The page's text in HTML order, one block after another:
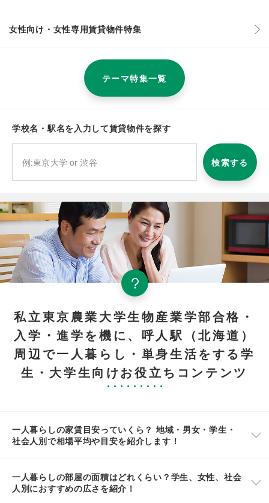
女性向け・女性専用賃貸物件特集
テーマ特集一覧
学校名・駅名を入力して賃貸物件を探す
検索する
私立東京農業大学生物産業学部合格・
入学・進学を機に、呼人駅（北海道）
周辺で一人暮らし・単身生活をする学
生・大学生向けお役立ちコンテンツ
一人暮らしの家賃目安っていくら？ 地域・男女・学生・
社会人別で相場平均や目安を紹介します！
一人暮らしの部屋の面積はどれくらい？学生、女性、社会
人別におすすめの広さを紹介！